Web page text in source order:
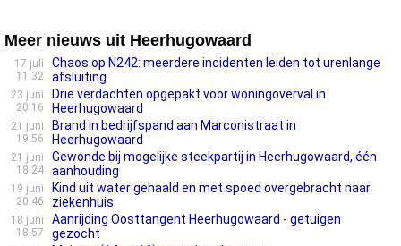
Meer nieuws uit Heerhugowaard
17 juli
11:32
Chaos op N242: meerdere incidenten leiden tot urenlange
afsluiting
23 juni
20:16
Drie verdachten opgepakt voor woningoverval in
Heerhugowaard
21 juni
19:56
Brand in bedrijfspand aan Marconistraat in
Heerhugowaard
21 juni
18:24
Gewonde bij mogelijke steekpartij in Heerhugowaard, één
aanhouding
19 juni
20:46
Kind uit water gehaald en met spoed overgebracht naar
ziekenhuis
18 juni
18:57
Aanrijding Oosttangent Heerhugowaard - getuigen
gezocht